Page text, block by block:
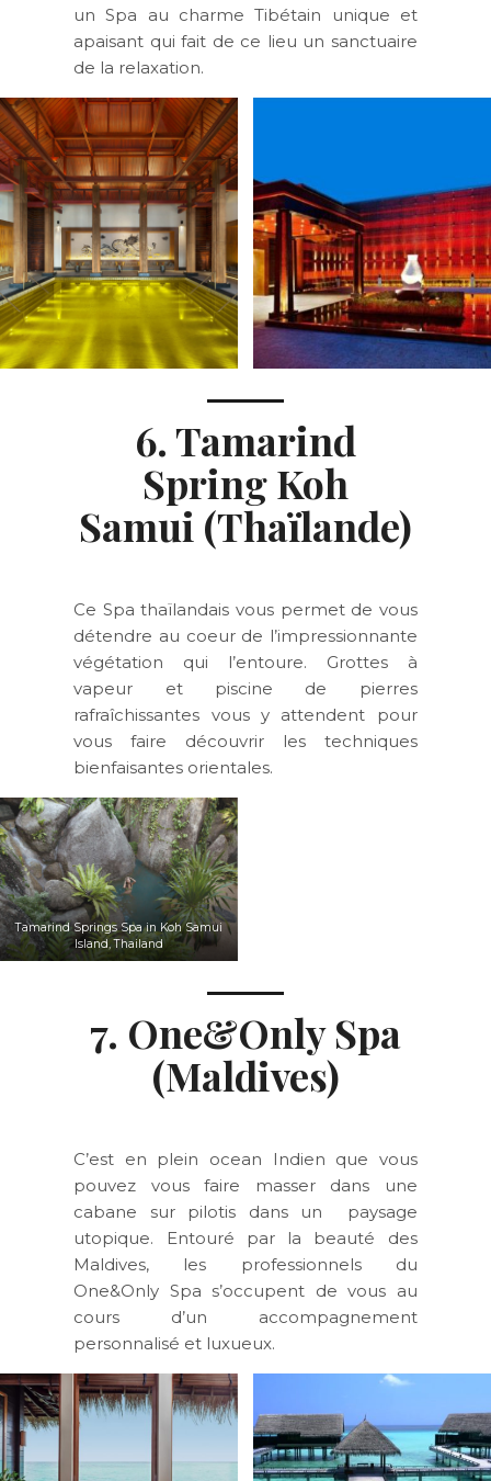
un Spa au charme Tibétain unique et
apaisant qui fait de ce lieu un sanctuaire
de la relaxation.
6. Tamarind
Spring Koh
Samui (Thaïlande)
Ce Spa thaïlandais vous permet de vous
détendre au coeur de l’impressionnante
végétation qui l’entoure. Grottes à
vapeur et piscine de pierres
rafraîchissantes vous y attendent pour
vous faire découvrir les techniques
bienfaisantes orientales.
Tamarind Springs Spa in Koh Samui
Island, Thailand
7. One&Only Spa
(Maldives)
C’est en plein ocean Indien que vous
pouvez vous faire masser dans une
cabane sur pilotis dans un paysage
utopique. Entouré par la beauté des
Maldives, les professionnels du
One&Only Spa s’occupent de vous au
cours d’un accompagnement
personnalisé et luxueux.